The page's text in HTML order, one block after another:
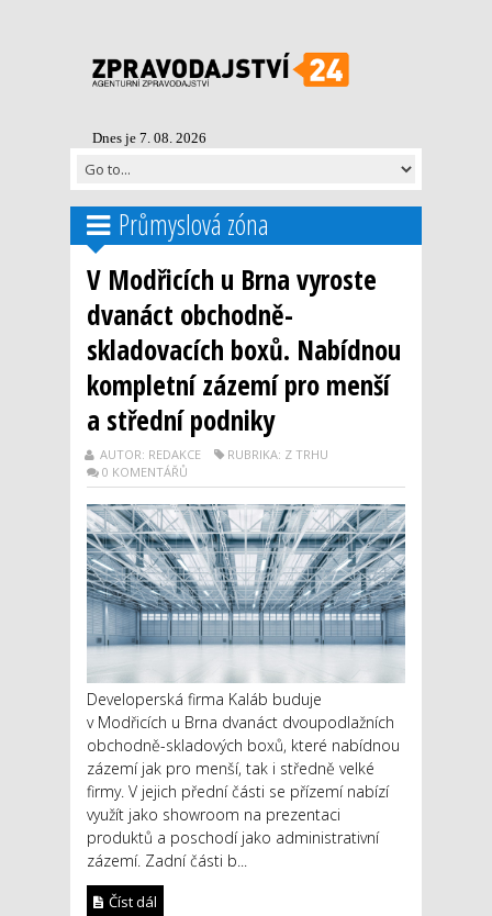
Dnes je 7. 08. 2026
Průmyslová zóna
V Modřicích u Brna vyroste
dvanáct obchodně-
skladovacích boxů. Nabídnou
kompletní zázemí pro menší
a střední podniky
AUTOR: REDAKCE
RUBRIKA: Z TRHU
0 KOMENTÁŘŮ
Developerská firma Kaláb buduje
v Modřicích u Brna dvanáct dvoupodlažních
obchodně-skladových boxů, které nabídnou
zázemí jak pro menší, tak i středně velké
firmy. V jejich přední části se přízemí nabízí
využít jako showroom na prezentaci
produktů a poschodí jako administrativní
zázemí. Zadní části b...
Číst dál